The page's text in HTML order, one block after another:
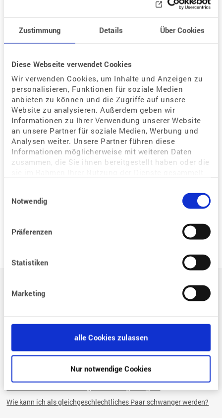
Zustimmung Details Über Cookies
Diese Webseite verwendet Cookies
Wir verwenden Cookies, um Inhalte und Anzeigen zu
personalisieren, Funktionen für soziale Medien
anbieten zu können und die Zugriffe auf unsere
Website zu analysieren. Außerdem geben wir
Informationen zu Ihrer Verwendung unserer Website
an unsere Partner für soziale Medien, Werbung und
Analysen weiter. Unsere Partner führen diese
Informationen möglicherweise mit weiteren Daten
zusammen, die Sie ihnen bereitgestellt haben oder die
Notwendig
Präferenzen
Statistiken
Marketing
alle Cookies zulassen
Nur notwendige Cookies
Zu den Fortbildungen
Stellenangebote
Das Thema Kinderwunsch-Behandlung begeistert Sie,
sodass Sie gern bei uns arbeiten würden? Schauen Sie,
Situation / Diagnostik
Wie kann assistierte Reproduktion mir helfen?
Welche Bedeutung hat der Zyklus für eine Schwangerschaft?
Warum habe ich Probleme, schwanger zu werden?
Wie kann ich als gleichgeschlechtliches Paar schwanger werden?